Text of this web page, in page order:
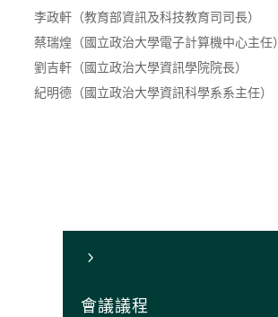
李政軒（教育部資訊及科技教育司司長）
蔡瑞煌（國立政治大學電子計算機中心主任）
劉吉軒（國立政治大學資訊學院院長）
紀明德（國立政治大學資訊科學系系主任）
5
會議議程